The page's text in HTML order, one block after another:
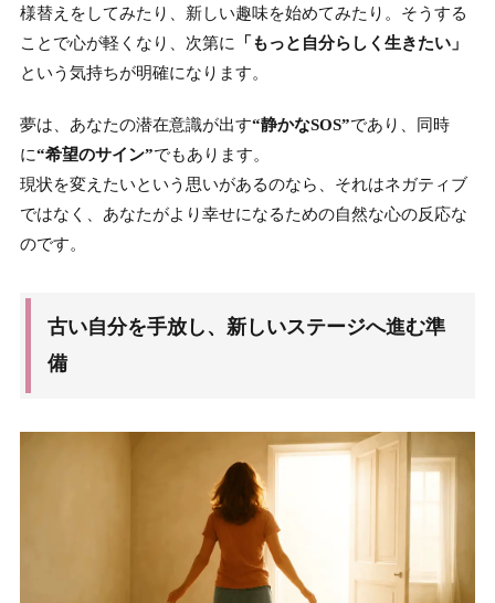
様替えをしてみたり、新しい趣味を始めてみたり。そうする
ことで心が軽くなり、次第に
「もっと自分らしく生きたい」
という気持ちが明確になります。
夢は、あなたの潜在意識が出す“静かなSOS”であり、同時
に“希望のサイン”でもあります。
現状を変えたいという思いがあるのなら、それはネガティブ
ではなく、あなたがより幸せになるための自然な心の反応な
のです。
古い自分を手放し、新しいステージへ進む準
備